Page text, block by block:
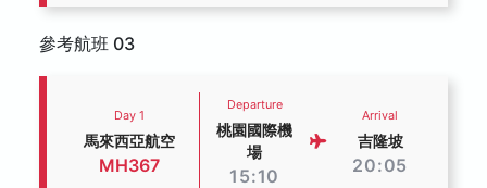
參考航班 03
Day 1
馬來西亞航空
MH367
Departure
桃園國際機
場
15:10
Arrival
吉隆坡
20:05